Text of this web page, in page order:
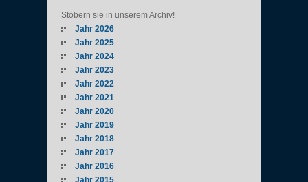
Stöbern sie in unserem Archiv!
Jahr 2026
Jahr 2025
Jahr 2024
Jahr 2023
Jahr 2022
Jahr 2021
Jahr 2020
Jahr 2019
Jahr 2018
Jahr 2017
Jahr 2016
Jahr 2015